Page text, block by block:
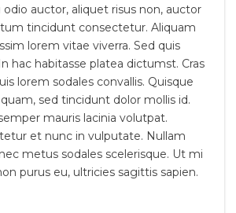
auctor, aliquet risus non, auctor
tincidunt consectetur. Aliquam
lorem vitae viverra. Sed quis
hac habitasse platea dictumst. Cras
lorem sodales convallis. Quisque
sed tincidunt dolor mollis id.
mauris lacinia volutpat.
et nunc in vulputate. Nullam
metus sodales scelerisque. Ut mi
purus eu, ultricies sagittis sapien.